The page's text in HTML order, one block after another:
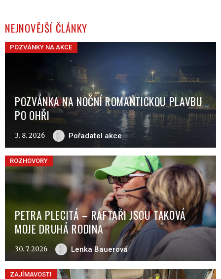
NEJNOVĚJŠÍ ČLÁNKY
POZVÁNKY NA AKCE
POZVÁNKA NA NOČNÍ ROMANTICKOU PLAVBU
PO OHŘI
3. 8. 2026 Pořadatel akce
ROZHOVORY
PETRA PLECITÁ – RAFTAŘI JSOU TAKOVÁ
MOJE DRUHÁ RODINA
30. 7. 2026 Lenka Bauerová
ZAJÍMAVOSTI